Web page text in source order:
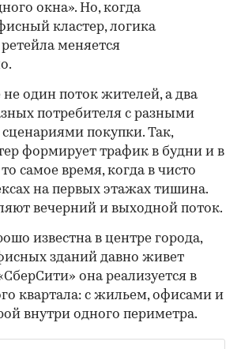
окна». Но, когда
кластер, логика
меняется
не один поток жителей, а два
потребителя с разными
покупки. Так,
формирует трафик в будни и в
самое время, когда в чисто
на первых этажах тишина.
вечерний и выходной поток.
известна в центре города,
зданий давно живет
она реализуется в
квартала: с жильем, офисами и
внутри одного периметра.